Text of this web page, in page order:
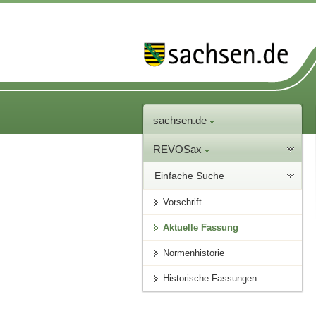
sachsen.de
REVOSax
Einfache Suche
Vorschrift
Aktuelle Fassung
Normenhistorie
Historische Fassungen